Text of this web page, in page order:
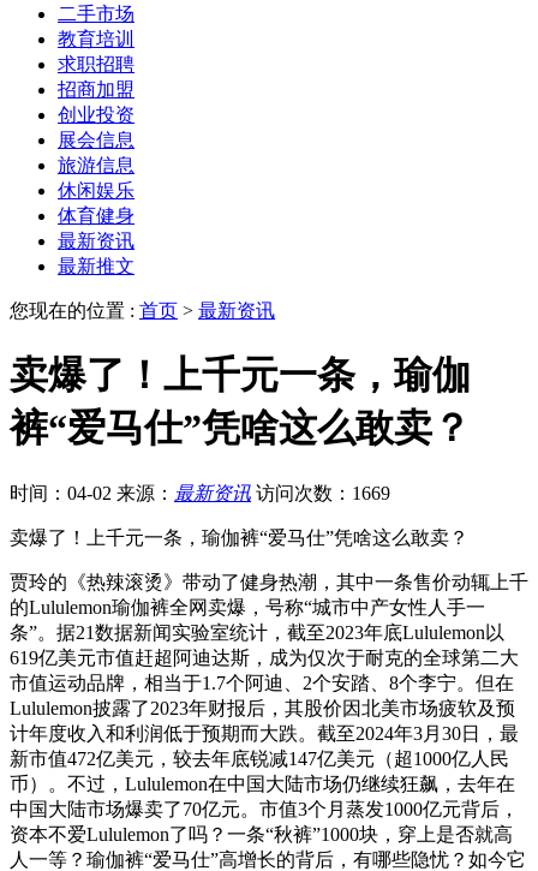
二手市场
教育培训
求职招聘
招商加盟
创业投资
展会信息
旅游信息
休闲娱乐
体育健身
最新资讯
最新推文
您现在的位置 : 首页 > 最新资讯
卖爆了！上千元一条，瑜伽
裤“爱马仕”凭啥这么敢卖？
时间：04-02 来源： 最新资讯 访问次数：1669
卖爆了！上千元一条，瑜伽裤“爱马仕”凭啥这么敢卖？
贾玲的《热辣滚烫》带动了健身热潮，其中一条售价动辄上千
的Lululemon瑜伽裤全网卖爆，号称“城市中产女性人手一
条”。据21数据新闻实验室统计，截至2023年底Lululemon以
619亿美元市值赶超阿迪达斯，成为仅次于耐克的全球第二大
市值运动品牌，相当于1.7个阿迪、2个安踏、8个李宁。但在
Lululemon披露了2023年财报后，其股价因北美市场疲软及预
计年度收入和利润低于预期而大跌。截至2024年3月30日，最
新市值472亿美元，较去年底锐减147亿美元（超1000亿人民
币）。不过，Lululemon在中国大陆市场仍继续狂飙，去年在
中国大陆市场爆卖了70亿元。市值3个月蒸发1000亿元背后，
资本不爱Lululemon了吗？一条“秋裤”1000块，穿上是否就高
人一等？瑜伽裤“爱马仕”高增长的背后，有哪些隐忧？如今它